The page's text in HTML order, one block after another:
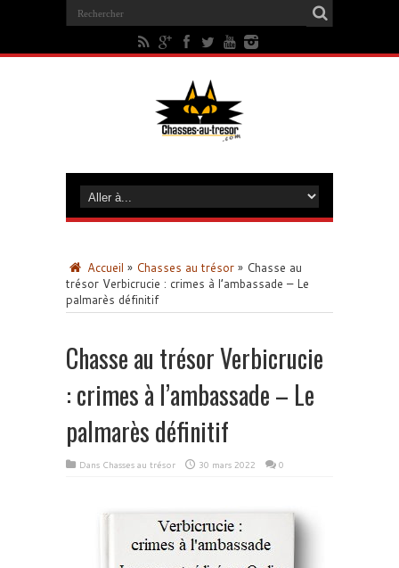
Accueil » Chasses au trésor » Chasse au
trésor Verbicrucie : crimes à l’ambassade – Le
palmarès définitif
Chasse au trésor Verbicrucie
: crimes à l’ambassade – Le
palmarès définitif
Dans Chasses au trésor 30 mars 2022 0